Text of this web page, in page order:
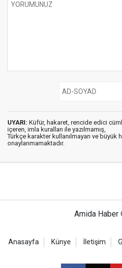
UYARI: Küfür, hakaret, rencide edici
içeren, imla kuralları ile yazılmamış,
Türkçe karakter kullanılmayan ve büyük
onaylanmamaktadır.
Amida
Anasayfa Künye İletişim